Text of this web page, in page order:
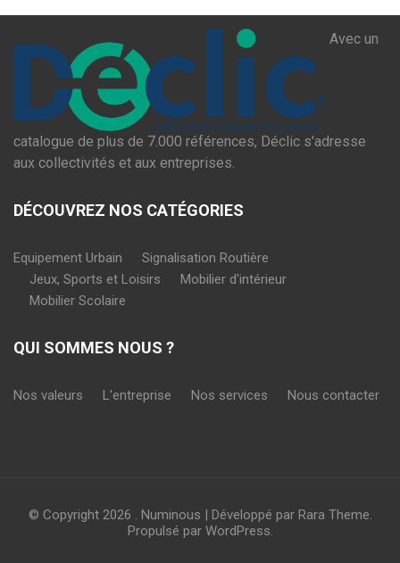
Avec un
catalogue de plus de 7.000 références, Déclic s'adresse
aux collectivités et aux entreprises.
DÉCOUVREZ NOS CATÉGORIES
Equipement Urbain
Signalisation Routière
Jeux, Sports et Loisirs
Mobilier d'intérieur
Mobilier Scolaire
QUI SOMMES NOUS ?
Nos valeurs L'entreprise Nos services Nous contacter
© Copyright 2026 . Numinous | Développé par Rara Theme.
Propulsé par WordPress.